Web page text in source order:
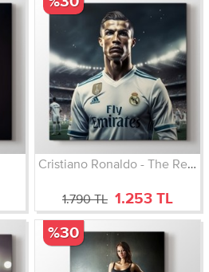
Cristiano Ronaldo - The Real Madrid - Futbol
1.790 TL 1.253 TL
%30